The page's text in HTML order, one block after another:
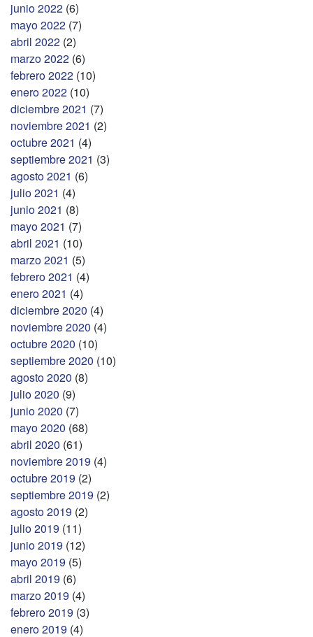
junio 2022 (6)
mayo 2022 (7)
abril 2022 (2)
marzo 2022 (6)
febrero 2022 (10)
enero 2022 (10)
diciembre 2021 (7)
noviembre 2021 (2)
octubre 2021 (4)
septiembre 2021 (3)
agosto 2021 (6)
julio 2021 (4)
junio 2021 (8)
mayo 2021 (7)
abril 2021 (10)
marzo 2021 (5)
febrero 2021 (4)
enero 2021 (4)
diciembre 2020 (4)
noviembre 2020 (4)
octubre 2020 (10)
septiembre 2020 (10)
agosto 2020 (8)
julio 2020 (9)
junio 2020 (7)
mayo 2020 (68)
abril 2020 (61)
noviembre 2019 (4)
octubre 2019 (2)
septiembre 2019 (2)
agosto 2019 (2)
julio 2019 (11)
junio 2019 (12)
mayo 2019 (5)
abril 2019 (6)
marzo 2019 (4)
febrero 2019 (3)
enero 2019 (4)